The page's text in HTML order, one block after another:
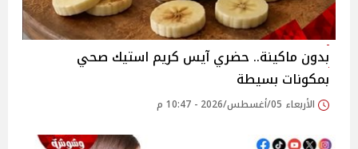
بدون ماكينة.. حضري آيس كريم استيك صحي
بمكونات بسيطة
الأربعاء 05/أغسطس/2026 - 10:47 م